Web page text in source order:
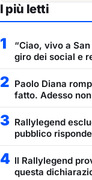
I più letti
1
“Ciao, vivo a
giro dei social e
2 Paolo Diana
fatto. Adesso
3 Rallylegend
pubblico
4 Il Rallylegend
questa